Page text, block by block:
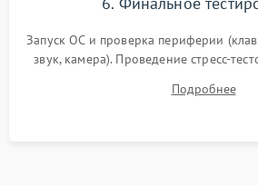
Запуск ОС и проверка периферии
звук, камера). Проведение стресс-
для контроля температурного
системы под пиковой
Подробнее